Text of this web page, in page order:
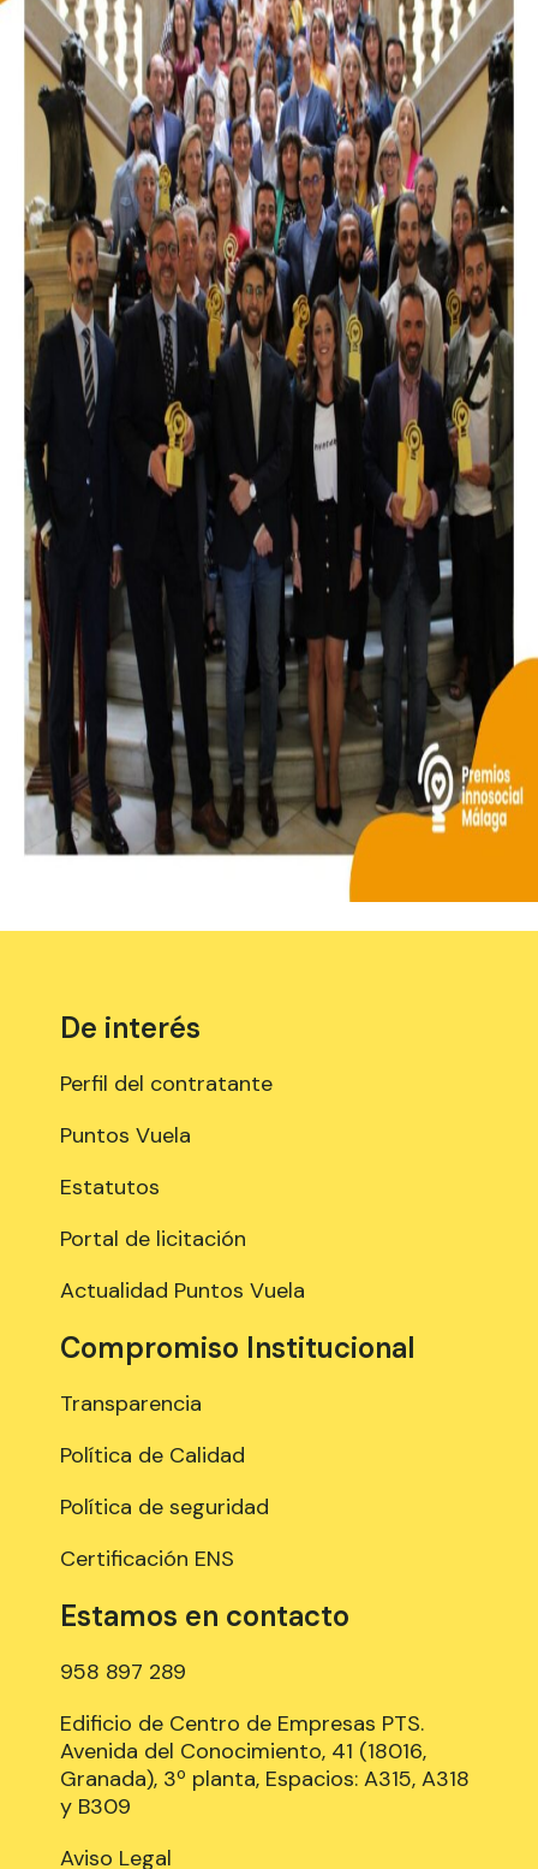
De interés
Perfil del contratante
Puntos Vuela
Estatutos
Portal de licitación
Actualidad Puntos Vuela
Compromiso Institucional
Transparencia
Política de Calidad
Política de seguridad
Certificación ENS
Estamos en contacto
958 897 289
Edificio de Centro de Empresas PTS.
Avenida del Conocimiento, 41 (18016,
Granada), 3º planta, Espacios: A315, A318
y B309
Aviso Legal